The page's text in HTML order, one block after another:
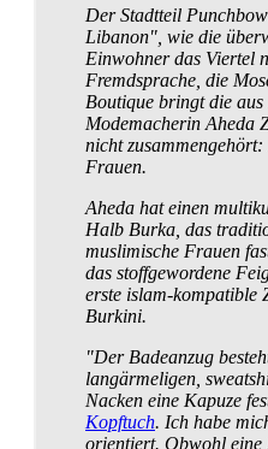
Der Stadtteil
Libanon", wie die
Einwohner das Viertel
Fremdsprache, die
Boutique bringt die
Modemacherin Aheda
nicht
Frauen.
Aheda hat einen
Halb Burka, das
muslimische Frauen
das stoff­gewordene
erste islam-kompatible
Burkini.
"Der Badeanzug
lang­ärmeligen,
Nacken eine Kapuze
Kopftuch. Ich habe
orientiert. Obwohl